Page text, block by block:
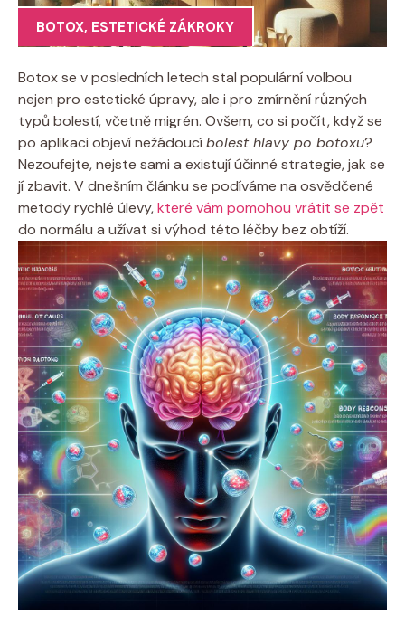
BOTOX, ESTETICKÉ ZÁKROKY
Botox se v posledních letech stal populární volbou
nejen pro estetické úpravy, ale i pro zmírnění různých
typů bolestí, včetně migrén. Ovšem, co si počít, když se
po aplikaci objeví nežádoucíbolest hlavy po botoxu?
Nezoufejte, nejste sami a existují účinné strategie, jak se
jí zbavit. V dnešním článku se podíváme na osvědčené
metody rychlé úlevy,které vám pomohou vrátit se zpět
do normálu a užívat si výhod této léčby bez obtíží.